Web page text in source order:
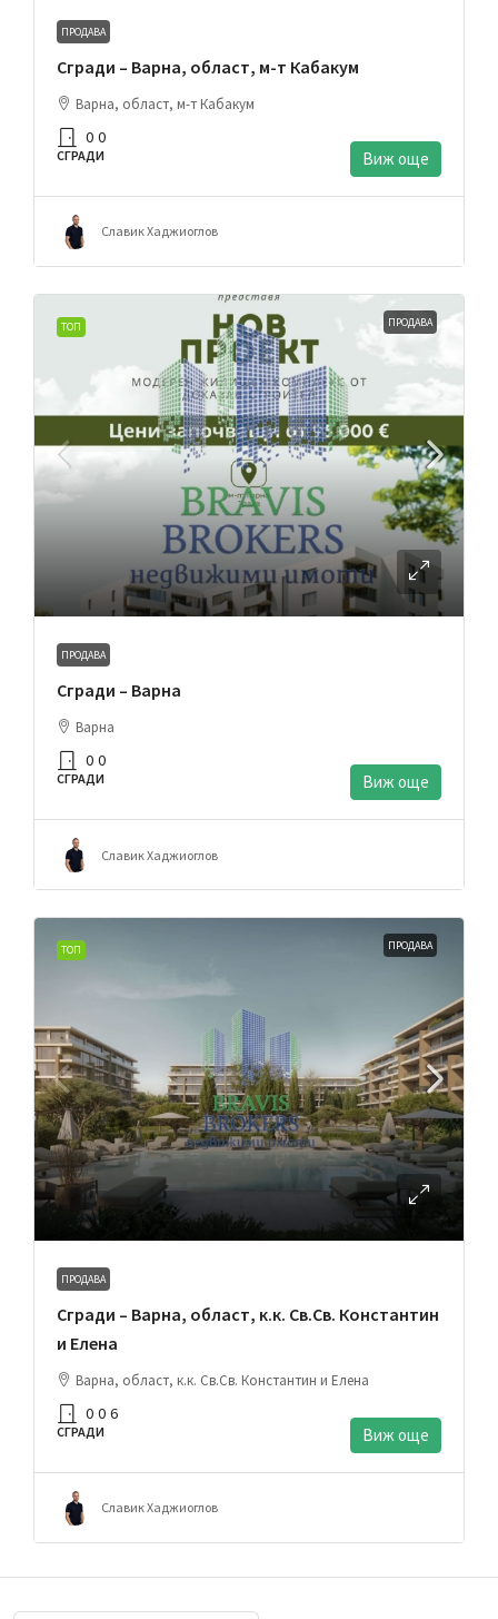
ПРОДАВА
Сгради – Варна, област, м-т Кабакум
Варна, област, м-т Кабакум
0 0
СГРАДИ Виж още
Славик Хаджиоглов
ТОП ПРОДАВА
ПРОДАВА
Сгради – Варна
Варна
0 0
СГРАДИ Виж още
Славик Хаджиоглов
ТОП ПРОДАВА
ПРОДАВА
Сгради – Варна, област, к.к. Св.Св. Константин
и Елена
Варна, област, к.к. Св.Св. Константин и Елена
0 0 6
СГРАДИ Виж още
Славик Хаджиоглов